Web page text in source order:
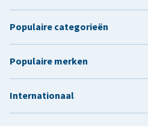
Populaire categorieën
Populaire merken
Internationaal